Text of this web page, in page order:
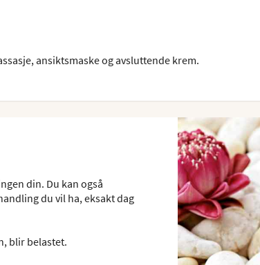
ansiktsmaske og avsluttende krem.
din. Du kan også
du vil ha, eksakt dag
blir belastet.